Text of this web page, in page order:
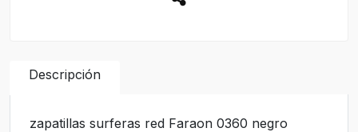
Descripción
zapatillas surferas red Faraon 0360 negro